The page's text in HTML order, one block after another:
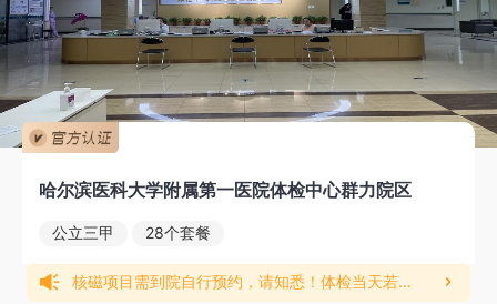
哈尔滨医科大学附属第一医院体检中心群力院区
公立三甲 28个套餐
核磁项目需到院自行预约，请知悉！体检当天若有未检项目，请当天联系客服完成未检项目的部分退款，报告出具后不支持部分退款，未检项目视为弃检，请知悉！